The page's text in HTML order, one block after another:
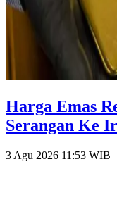
Harga Emas
Serangan Ke
3 Agu 2026 11:53 WIB